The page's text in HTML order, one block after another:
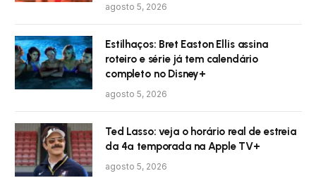
agosto 5, 2026
Estilhaços: Bret Easton Ellis assina
roteiro e série já tem calendário
completo no Disney+
agosto 5, 2026
Ted Lasso: veja o horário real de estreia
da 4ª temporada na Apple TV+
agosto 5, 2026